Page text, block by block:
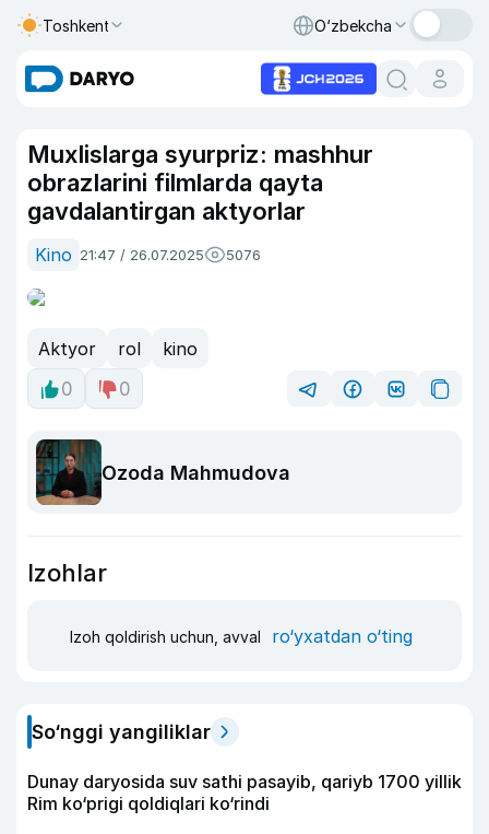
Toshkent O‘zbekcha
Muxlislarga syurpriz: mashhur
obrazlarini filmlarda qayta
gavdalantirgan aktyorlar
Kino 21:47 / 26.07.2025 5076
Aktyor rol
kino
0
0
Ozoda Mahmudova
Izohlar
Izoh qoldirish uchun, avval ro‘yxatdan o‘ting
So‘nggi yangiliklar
Dunay daryosida suv sathi pasayib, qariyb 1700 yillik
Rim ko‘prigi qoldiqlari ko‘rindi